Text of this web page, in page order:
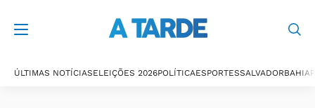
ÚLTIMAS NOTÍCIASELEIÇÕES 2026POLÍTICAESPORTESSALVADORBAHIA